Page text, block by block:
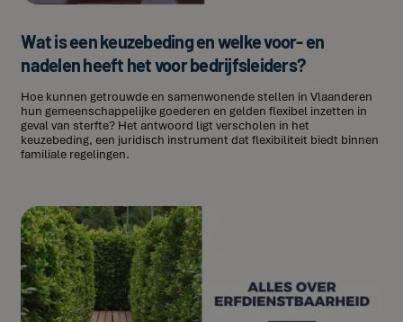
Wat is een keuzebeding en welke voor- en
nadelen heeft het voor bedrijfsleiders?
Hoe kunnen getrouwde en samenwonende stellen in Vlaanderen
hun gemeenschappelijke goederen en gelden flexibel inzetten in
geval van sterfte? Het antwoord ligt verscholen in het
keuzebeding, een juridisch instrument dat flexibiliteit biedt binnen
familiale regelingen.